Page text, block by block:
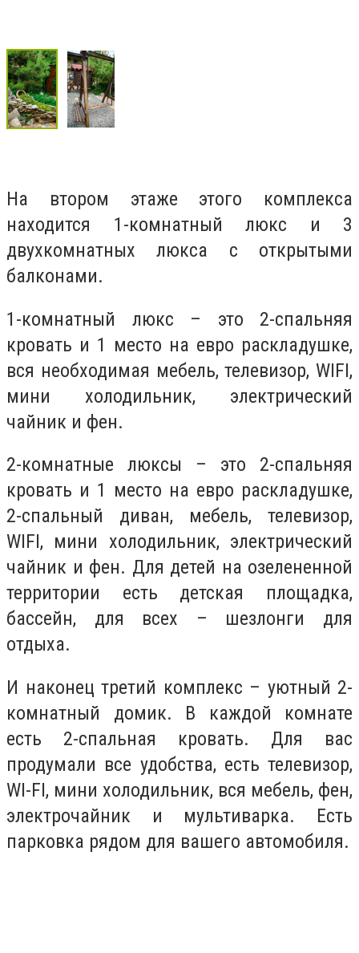
На втором этаже этого комплекса
находится 1-комнатный люкс и 3
двухкомнатных люкса с открытыми
балконами.
1-комнатный люкс – это 2-спальняя
кровать и 1 место на евро раскладушке,
вся необходимая мебель, телевизор, WIFI,
мини холодильник, электрический
чайник и фен.
2-комнатные люксы – это 2-спальняя
кровать и 1 место на евро раскладушке,
2-спальный диван, мебель, телевизор,
WIFI, мини холодильник, электрический
чайник и фен. Для детей на озелененной
территории есть детская площадка,
бассейн, для всех – шезлонги для
отдыха.
И наконец третий комплекс – уютный 2-
комнатный домик. В каждой комнате
есть 2-спальная кровать. Для вас
продумали все удобства, есть телевизор,
WI-FI, мини холодильник, вся мебель, фен,
электрочайник и мультиварка. Есть
парковка рядом для вашего автомобиля.